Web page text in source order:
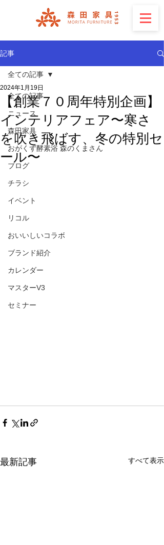
記事
全ての記事
ニュース
森田家具
おがくず酵素浴 森のくまさん
ブログ
チラシ
イベント
リコル
おいいしいコラボ
ブランド紹介
カレンダー
マスターV3
セミナー
全ての記事
【創業７０周年特別企画】
インテリアフェア〜寒さ
を吹き飛ばす、冬の特別セ
ール〜
2024年1月19日
最新記事 すべて表示